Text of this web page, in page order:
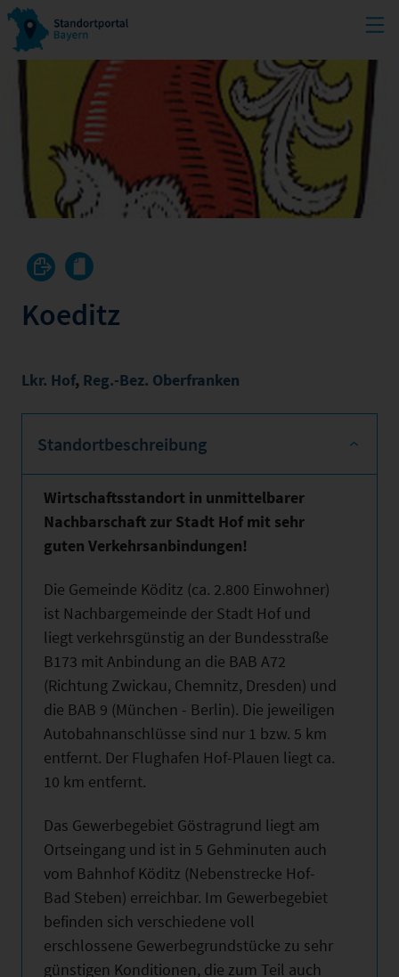
Koeditz
Lkr. Hof, Reg.-Bez. Oberfranken
Standortbeschreibung
Wirtschaftsstandort in unmittelbarer
Nachbarschaft zur Stadt Hof mit sehr
guten Verkehrsanbindungen!
Die Gemeinde Köditz (ca. 2.800 Einwohner)
ist Nachbargemeinde der Stadt Hof und
liegt verkehrsgünstig an der Bundesstraße
B173 mit Anbindung an die BAB A72
(Richtung Zwickau, Chemnitz, Dresden) und
die BAB 9 (München - Berlin). Die jeweiligen
Autobahnanschlüsse sind nur 1 bzw. 5 km
entfernt. Der Flughafen Hof-Plauen liegt ca.
10 km entfernt.
Das Gewerbegebiet Göstragrund liegt am
Ortseingang und ist in 5 Gehminuten auch
vom Bahnhof Köditz (Nebenstrecke Hof-
Bad Steben) erreichbar. Im Gewerbegebiet
befinden sich verschiedene voll
erschlossene Gewerbegrundstücke zu sehr
günstigen Konditionen, die zum Teil auch